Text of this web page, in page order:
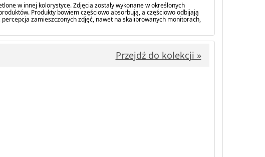
w innej kolorystyce. Zdjęcia zostały wykonane w określonych
Produkty bowiem częściowo absorbują, a częściowo odbijają
zamieszczonych zdjęć, nawet na skalibrowanych monitorach,
Przejdź do kolekcji »